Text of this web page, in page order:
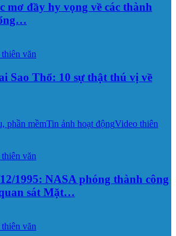
mơ đầy hy vọng về các thành
văn
Sao Thổ: 10 sự thật thú vị về
phần mềmTin ảnh hoạt độngVideo thiên
văn
1995: NASA phóng thành công
sát Mặt…
văn